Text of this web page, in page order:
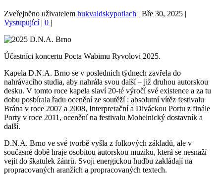
Zveřejněno uživatelem hukvaldskypotlach | Bře 30, 2025 |
Vystupující| 0 |
Účastníci koncertu Pocta Wabimu Ryvolovi 2025.
Kapela D.N.A. Brno se v posledních týdnech zavřela do
nahrávacího studia, aby nahrála svou další – již druhou autorskou
desku. V tomto roce kapela slaví 20-té výročí své existence a za tu
dobu posbírala řadu ocenění ze soutěží : absolutní vítěz festivalu
Brána v roce 2007 a 2008, Interpretační a Diváckou Portu z finále
Porty v roce 2011, ocenění na festivalu Mohelnický dostavník a
další.
D.N.A. Brno ve své tvorbě vyšla z folkových základů, ale v
současné době hraje osobitou autorskou muziku, která se nesnaží
vejít do škatulek žánrů. Svoji energickou hudbu zakládají na
propracovaných aranžích a propracovaných textech.